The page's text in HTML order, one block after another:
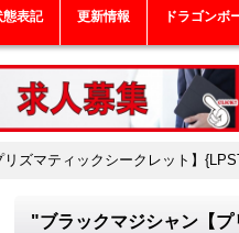
態表記 更新情報 ドラゴンボ
ズマティックシークレット】
"ブラックマジシャン【